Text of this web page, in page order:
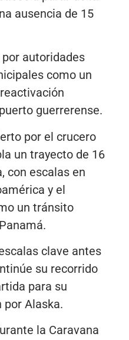
ausencia de 15
autoridades
como un
guerrerense.
por el crucero
un trayecto de 16
con escalas en
y el
un tránsito
clave antes
su recorrido
para su
por Alaska.
la Caravana